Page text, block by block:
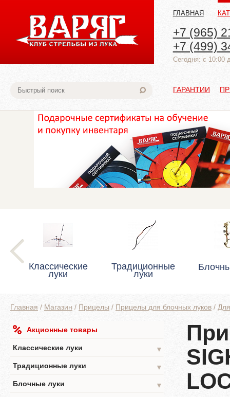
ГЛАВНАЯ
+7 (965)
+7 (499)
Cегодня: с 10:00
ГАРАНТИИ
Классические
луки
Традиционные
луки
Главная / Магазин / Прицелы / Прицелы для блочных луков /
WITHOUT DAMPER
Акционные товары
Классические луки
▼
Традиционные луки
▼
Блочные луки
▼